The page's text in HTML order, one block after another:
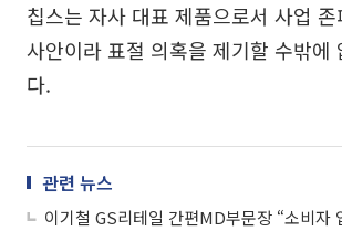
칩스는 자사 대표 제품으로서 사업
사안이라 표절 의혹을 제기할 수밖에
다.
관련 뉴스